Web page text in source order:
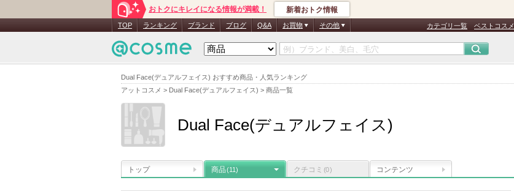
Dual Face(デュアルフェイス) おすすめ商品・人気ランキング
アットコスメ > Dual Face(デュアルフェイス) > 商品一覧
おトクにキレイになる情報が満載！ 新着おトク情報
TOP ランキング ブランド ブログ Q&A お買物 その他 カテゴリ一覧 ベストコスメ
Dual Face(デュアルフェイス)
トップ 商品(11) クチコミ (0) コンテンツ